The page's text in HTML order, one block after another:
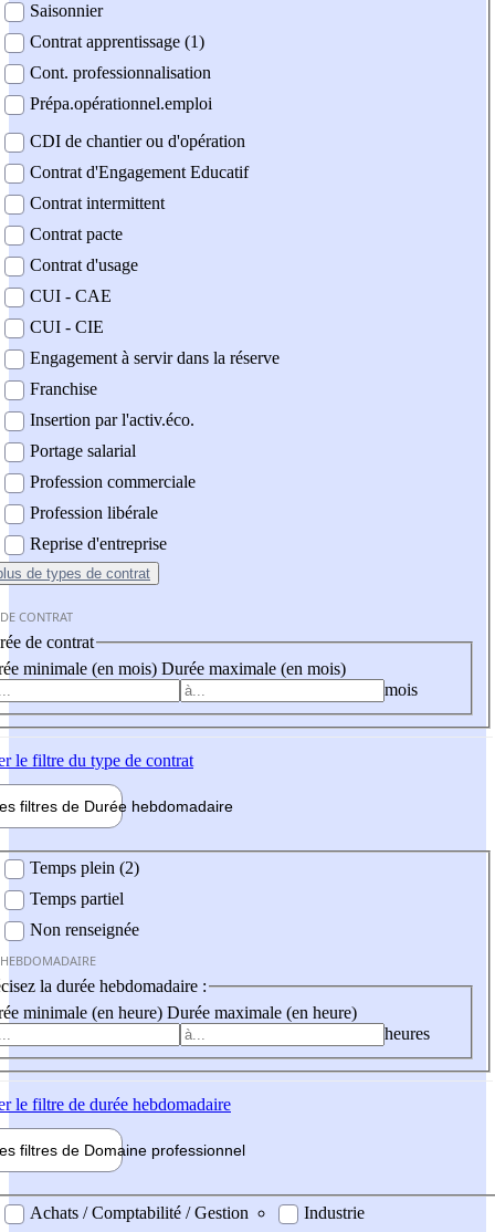
Saisonnier
Contrat apprentissage (1)
Cont. professionnalisation
Prépa.opérationnel.emploi
CDI de chantier ou d'opération
Contrat d'Engagement Educatif
Contrat intermittent
Contrat pacte
Contrat d'usage
CUI - CAE
CUI - CIE
Engagement à servir dans la réserve
Franchise
Insertion par l'activ.éco.
Portage salarial
Profession commerciale
Profession libérale
Reprise d'entreprise
de types de contrat
CONTRAT
de contrat
minimale (en mois) Durée maximale (en mois)
mois
le filtre du type de contrat
filtres de Durée hebdomadaire
Temps plein (2)
Temps partiel
Non renseignée
la durée hebdomadaire :
minimale (en heure) Durée maximale (en heure)
heures
le filtre de durée hebdomadaire
filtres de Domaine professionnel
professionel
Achats / Comptabilité / Gestion
Industrie